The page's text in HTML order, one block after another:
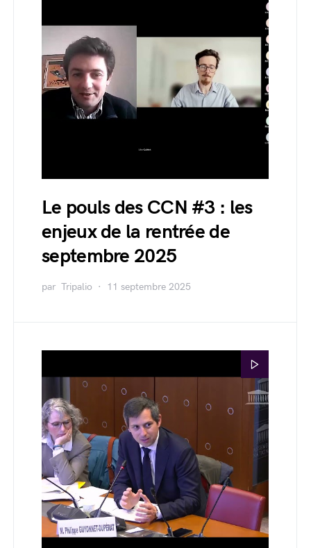
Le pouls des CCN #3 : les
enjeux de la rentrée de
septembre 2025
par Tripalio 11 septembre 2025